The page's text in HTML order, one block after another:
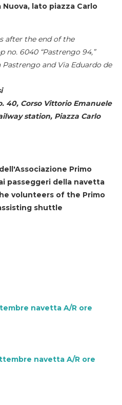
lato piazza Carlo
after the end of the
no. 6040 “Pastrengo 94,”
and Via Eduardo de
40, Corso Vittorio Emanuele
station, Piazza Carlo
Primo
passeggeri della navetta
volunteers of the Primo
shuttle
navetta A/R ore
navetta A/R ore